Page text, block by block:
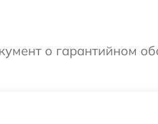
о гарантийном